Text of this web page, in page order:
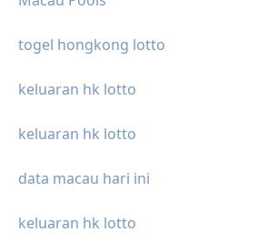
togel hongkong lotto
keluaran hk lotto
keluaran hk lotto
data macau hari ini
keluaran hk lotto